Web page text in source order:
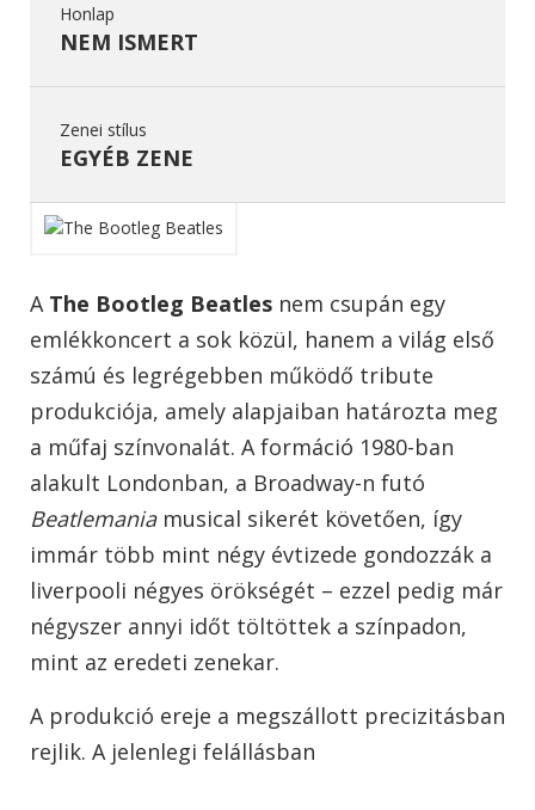
Honlap
NEM ISMERT
Zenei stílus
EGYÉB ZENE
A The Bootleg Beatles nem csupán egy
emlékkoncert a sok közül, hanem a világ első
számú és legrégebben működő tribute
produkciója, amely alapjaiban határozta meg
a műfaj színvonalát. A formáció 1980-ban
alakult Londonban, a Broadway-n futó
Beatlemaniamusical sikerét követően, így
immár több mint négy évtizede gondozzák a
liverpooli négyes örökségét – ezzel pedig már
négyszer annyi időt töltöttek a színpadon,
mint az eredeti zenekar.
A produkció ereje a megszállott precizitásban
rejlik. A jelenlegi felállásban